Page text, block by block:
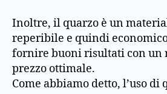
Inoltre, il quarzo è un
reperibile e quindi
fornire buoni risultati con un
prezzo ottimale.
Come abbiamo detto, l’uso di